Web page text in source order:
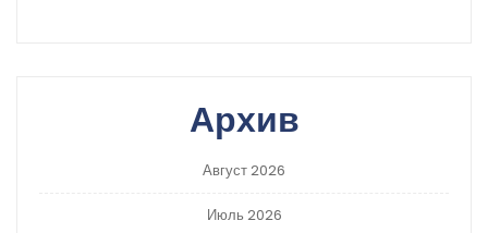
Архив
Август 2026
Июль 2026